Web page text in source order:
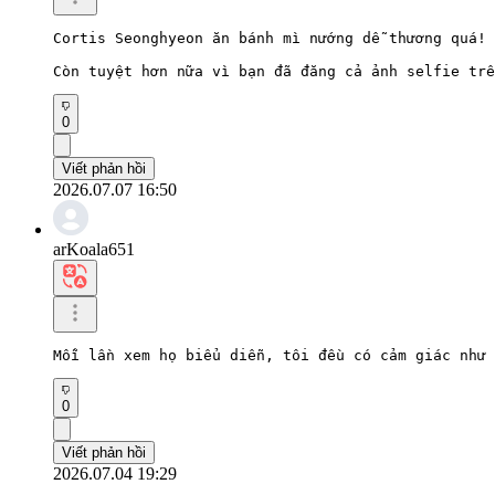
Cortis Seonghyeon ăn bánh mì nướng dễ thương quá!
Còn tuyệt hơn nữa vì bạn đã đăng cả ảnh selfie
0
Viết phản hồi
2026.07.07 16:50
arKoala651
Mỗi lần xem họ biểu diễn, tôi đều có cảm giác
0
Viết phản hồi
2026.07.04 19:29